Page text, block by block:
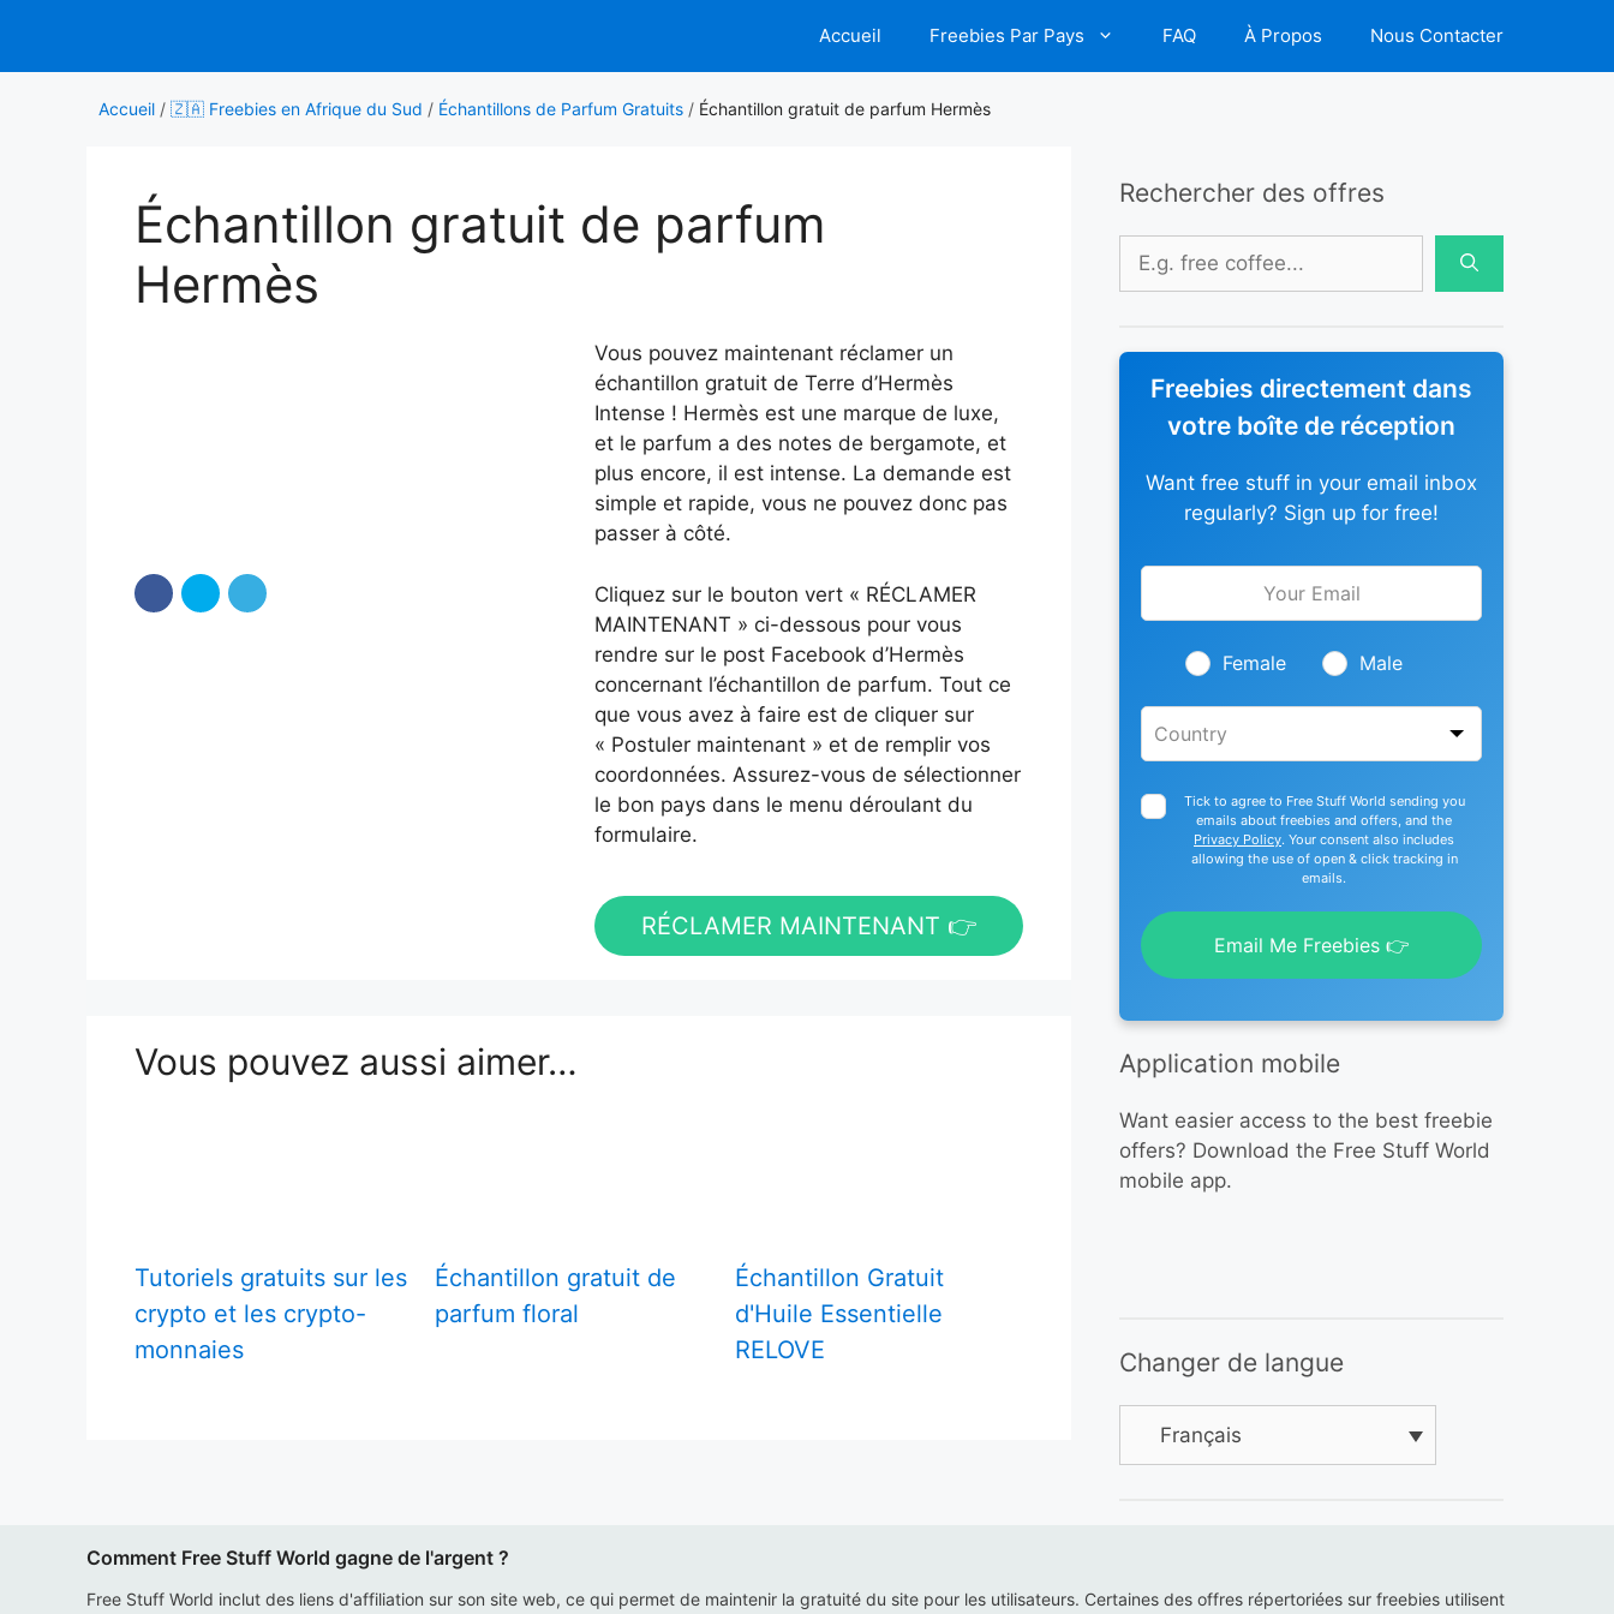
contenu
Accueil Freebies Par Pays FAQ À Propos Nous Contacter
Accueil / 🇿🇦 Freebies en Afrique du Sud / Échantillons de Parfum Gratuits / Échantillon gratuit de parfum Hermès
Échantillon gratuit de parfum
Hermès
Vous pouvez maintenant réclamer un
échantillon gratuit de Terre d’Hermès
Intense ! Hermès est une marque de luxe,
et le parfum a des notes de bergamote, et
plus encore, il est intense. La demande est
simple et rapide, vous ne pouvez donc pas
passer à côté.
Cliquez sur le bouton vert « RÉCLAMER
MAINTENANT » ci-dessous pour vous
rendre sur le post Facebook d’Hermès
concernant l’échantillon de parfum. Tout ce
que vous avez à faire est de cliquer sur
« Postuler maintenant » et de remplir vos
coordonnées. Assurez-vous de sélectionner
le bon pays dans le menu déroulant du
formulaire.
RÉCLAMER MAINTENANT 👉
Vous pouvez aussi aimer…
Tutoriels gratuits sur les
crypto et les crypto-
monnaies
Échantillon gratuit de
parfum floral
Échantillon Gratuit
d'Huile Essentielle
RELOVE
Rechercher des offres
Rechercher :
Freebies directement dans
votre boîte de réception
Want free stuff in your email inbox
regularly? Sign up for free!
Leave
blank
Female Male
Tick to agree to Free Stuff World sending you
emails about freebies and offers, and the
Privacy Policy. Your consent also includes
allowing the use of open & click tracking in
emails.
Email Me Freebies 👉
Application mobile
Want easier access to the best freebie
offers? Download the Free Stuff World
mobile app.
Changer de langue
Français
Comment Free Stuff World gagne de l'argent ?
Free Stuff World inclut des liens d'affiliation sur son site web, ce qui permet de maintenir la gratuité du site pour les utilisateurs. Certaines des offres répertoriées sur freebies utilisent